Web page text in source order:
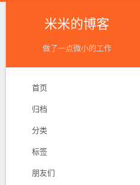
米米的博客
做了一点微小的工作
首页
归档
分类
标签
朋友们